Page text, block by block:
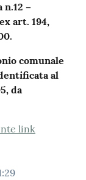
–
art. 194,
comunale
al
da
link